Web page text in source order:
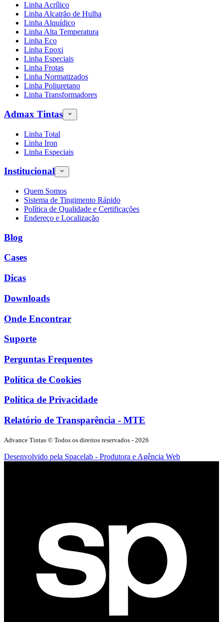
Linha Acrílico
Linha Alcatrão de Hulha
Linha Alquídico
Linha Alta Temperatura
Linha Eco
Linha Epoxi
Linha Especiais
Linha Frotas
Linha Normatizados
Linha Poliuretano
Linha Transformadores
Admax Tintas
Linha Total
Linha Iron
Linha Especiais
Institucional
Quem Somos
Sistema de Tingimento Rápido
Política de Qualidade e Certificações
Endereço e Localização
Blog
Cases
Dicas
Downloads
Onde Encontrar
Suporte
Perguntas Frequentes
Política de Cookies
Política de Privacidade
Relatório de Transparência - MTE
Advance Tintas © Todos os direitos reservados - 2026
Desenvolvido pela Spacelab - Produtora e Agência Web